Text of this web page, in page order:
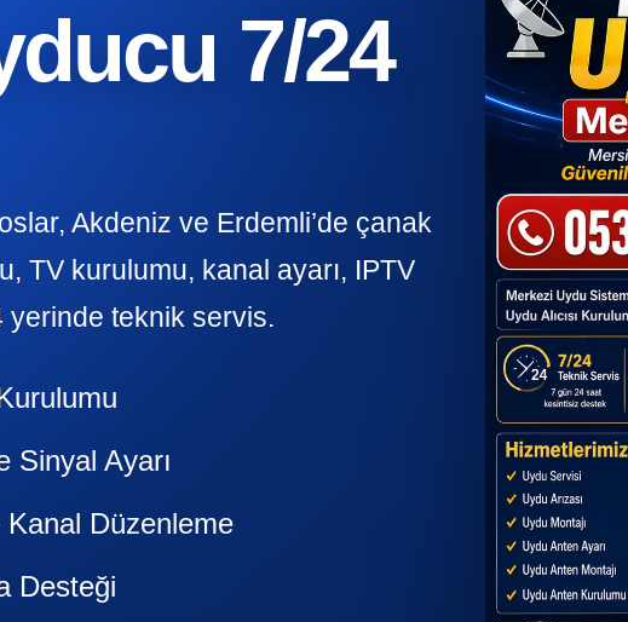
7/24
Akdeniz ve Erdemli’de çanak
TV kurulumu, kanal ayarı, IPTV
yerinde teknik servis.
Sinyal Ayarı
Kanal Düzenleme
Desteği